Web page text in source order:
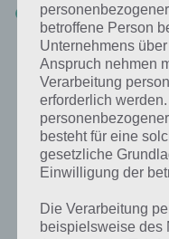
Zur Übersicht:4 Bilder
2019!
betroffene Person
Unternehmens
Anspruch nehmen
Verarbeitung
erforderlich
besteht für eine
gesetzliche
Einwilligung der
Die Verarbeitung
beispielsweise des